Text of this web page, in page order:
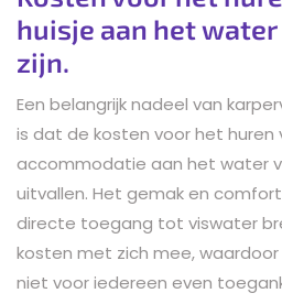
huisje aan het
zijn.
Een belangrijk nadeel van
is dat de kosten voor het huren
accommodatie aan het water
uitvallen. Het gemak en
directe toegang tot viswater
kosten met zich mee,
niet voor iedereen even